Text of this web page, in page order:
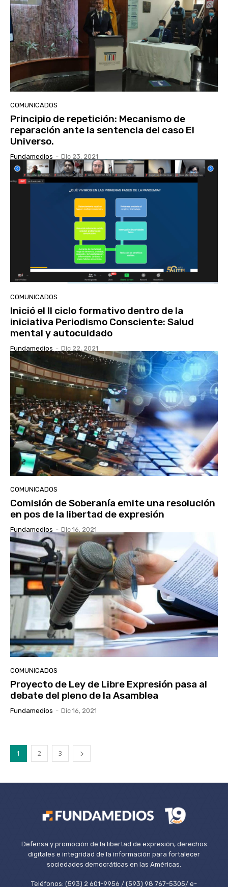
COMUNICADOS
Principio de repetición: Mecanismo de
reparación ante la sentencia del caso El
Universo.
Fundamedios - Dic 23, 2021
COMUNICADOS
Inició el II ciclo formativo dentro de la
iniciativa Periodismo Consciente: Salud
mental y autocuidado
Fundamedios - Dic 22, 2021
COMUNICADOS
Comisión de Soberanía emite una resolución
en pos de la libertad de expresión
Fundamedios - Dic 16, 2021
COMUNICADOS
Proyecto de Ley de Libre Expresión pasa al
debate del pleno de la Asamblea
Fundamedios - Dic 16, 2021
1 2 3
Defensa y promoción de la libertad de expresión, derechos
digitales e integridad de la información para fortalecer
sociedades democráticas en las Américas.
Teléfonos: (593) 2 601-9956 / (593) 98 767-5305/ e-